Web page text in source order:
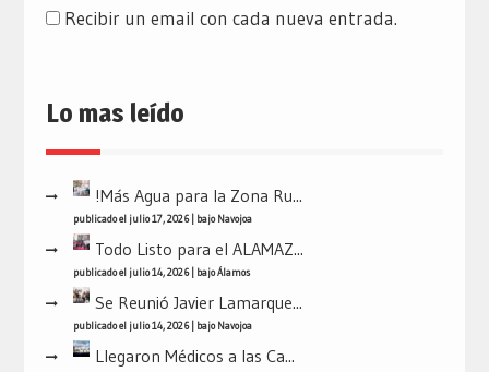
Recibir un email con cada nueva entrada.
Lo mas leído
!Más Agua para la Zona Ru...
publicado el julio 17, 2026| bajoNavojoa
Todo Listo para el ALAMAZ...
publicado el julio 14, 2026| bajoÁlamos
Se Reunió Javier Lamarque...
publicado el julio 14, 2026| bajoNavojoa
Llegaron Médicos a las Ca...